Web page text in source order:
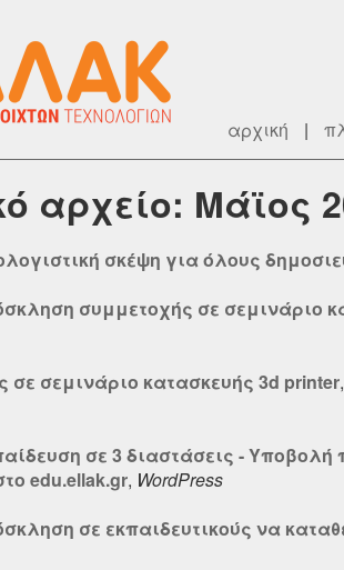
αρχική |
αρχείο: Μάϊος
σκέψη για όλους
συμμετοχής σε σεμινάριο
σεμινάριο κατασκευής 3d printer,
σε 3 διαστάσεις -
edu.ellak.gr, WordPress
σε εκπαιδευτικούς να